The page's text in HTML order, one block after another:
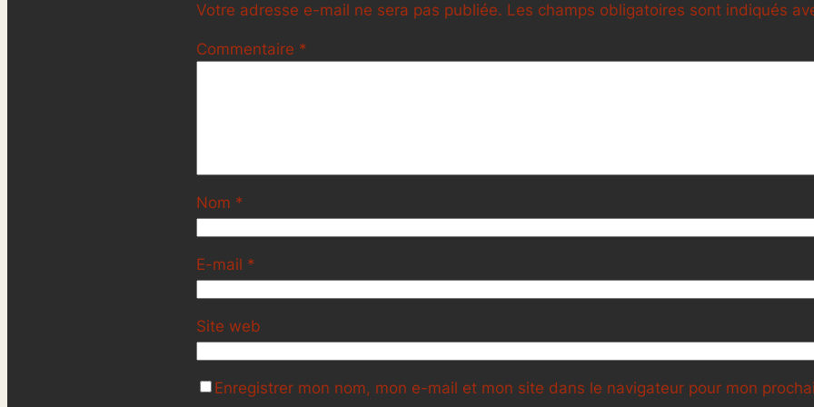
Votre adresse e-mail ne sera pas publiée. Les champs obligatoires sont indiqués
Commentaire *
Nom *
E-mail *
Site web
Enregistrer mon nom, mon e-mail et mon site dans le navigateur pour mon